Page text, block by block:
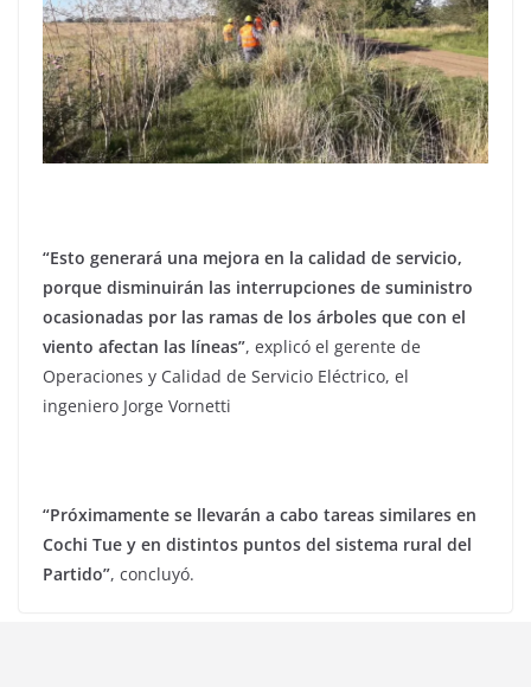
“Esto generará una mejora en la calidad de servicio,
porque disminuirán las interrupciones de suministro
ocasionadas por las ramas de los árboles que con el
viento afectan las líneas”, explicó el gerente de
Operaciones y Calidad de Servicio Eléctrico, el
ingeniero Jorge Vornetti
“Próximamente se llevarán a cabo tareas similares en
Cochi Tue y en distintos puntos del sistema rural del
Partido”, concluyó.